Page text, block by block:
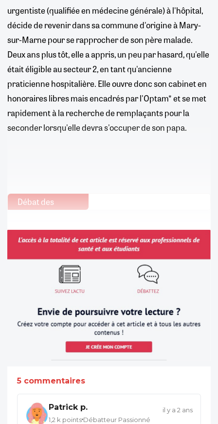
urgentiste (qualifiée en médecine générale) à l'hôpital,
décide de revenir dans sa commune d'origine à Mary-
sur-Marne pour se rapprocher de son père malade.
Deux ans plus tôt, elle a appris, un peu par hasard, qu'elle
était éligible au secteur 2, en tant qu'ancienne
praticienne hospitalière. Elle ouvre donc son cabinet en
honoraires libres mais encadrés par l'Optam* et se met
rapidement à la recherche de remplaçants pour la
seconder lorsqu'elle devra s'occuper de son papa.
Débat des
5 commentaires
Patrick p.
1,2 k points Débatteur Passionné
il y a 2 ans